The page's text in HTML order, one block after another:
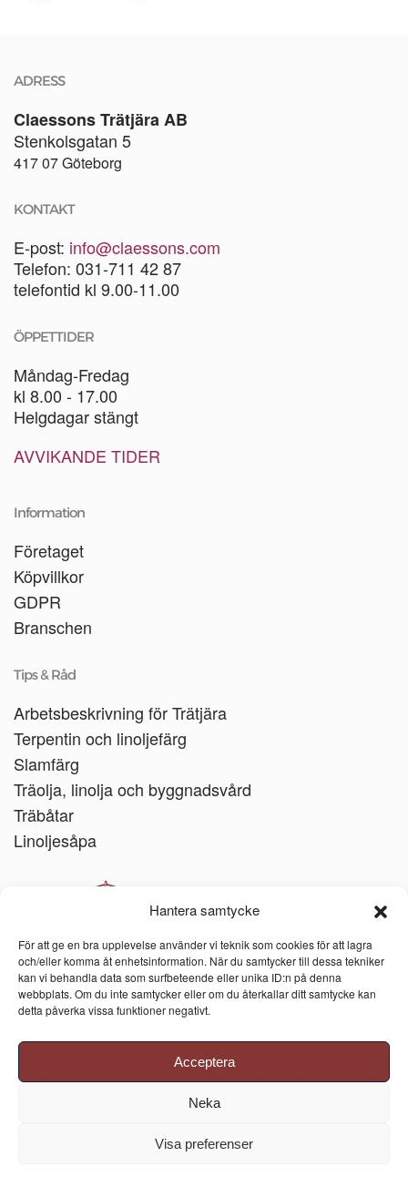
Hantera samtycke
För att ge en bra upplevelse använder vi teknik som cookies för att lagra
och/eller komma åt enhetsinformation. När du samtycker till dessa tekniker
kan vi behandla data som surfbeteende eller unika ID:n på denna
webbplats. Om du inte samtycker eller om du återkallar ditt samtycke kan
detta påverka vissa funktioner negativt.
Acceptera
Neka
Visa preferenser
ADRESS
Claessons Trätjära AB
Stenkolsgatan 5
417 07 Göteborg
KONTAKT
E-post: info@claessons.com
Telefon: 031-711 42 87
telefontid kl 9.00-11.00
ÖPPETTIDER
Måndag-Fredag
kl 8.00 - 17.00
Helgdagar stängt
AVVIKANDE TIDER
Information
Företaget
Köpvillkor
GDPR
Branschen
Tips & Råd
Arbetsbeskrivning för Trätjära
Terpentin och linoljefärg
Slamfärg
Träolja, linolja och byggnadsvård
Träbåtar
Linoljesåpa